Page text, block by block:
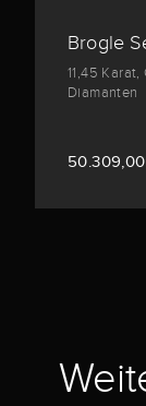
Brogle
11,45
Diamanten